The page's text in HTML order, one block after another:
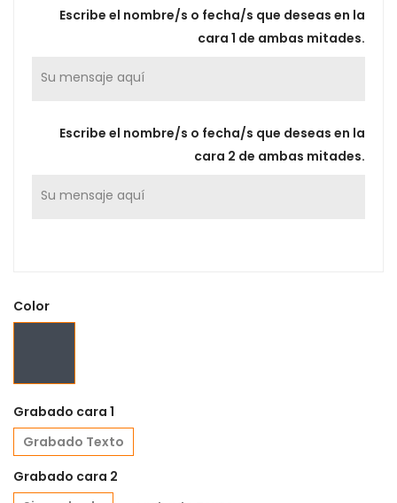
Escribe el nombre/s o fecha/s que deseas en la
cara 1 de ambas mitades.
Escribe el nombre/s o fecha/s que deseas en la
cara 2 de ambas mitades.
Color
Grabado cara 1
Grabado Texto
Grabado cara 2